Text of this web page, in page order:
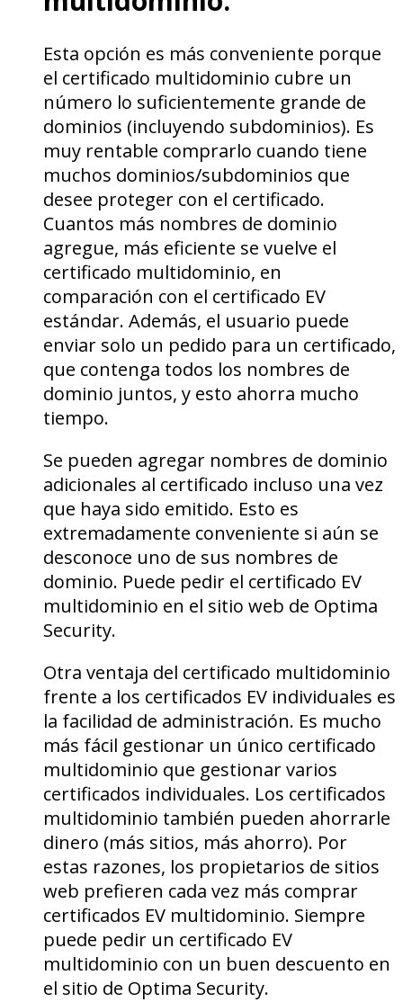
Esta opción es más conveniente porque
el certificado multidominio cubre un
número lo suficientemente grande de
dominios (incluyendo subdominios). Es
muy rentable comprarlo cuando tiene
muchos dominios/subdominios que
desee proteger con el certificado.
Cuantos más nombres de dominio
agregue, más eficiente se vuelve el
certificado multidominio, en
comparación con el certificado EV
estándar. Además, el usuario puede
enviar solo un pedido para un certificado,
que contenga todos los nombres de
dominio juntos, y esto ahorra mucho
tiempo.
Se pueden agregar nombres de dominio
adicionales al certificado incluso una vez
que haya sido emitido. Esto es
extremadamente conveniente si aún se
desconoce uno de sus nombres de
dominio. Puede pedir el certificado EV
multidominio en el sitio web de Optima
Security.
Otra ventaja del certificado multidominio
frente a los certificados EV individuales es
la facilidad de administración. Es mucho
más fácil gestionar un único certificado
multidominio que gestionar varios
certificados individuales. Los certificados
multidominio también pueden ahorrarle
dinero (más sitios, más ahorro). Por
estas razones, los propietarios de sitios
web prefieren cada vez más comprar
certificados EV multidominio. Siempre
puede pedir un certificado EV
multidominio con un buen descuento en
el sitio de Optima Security.